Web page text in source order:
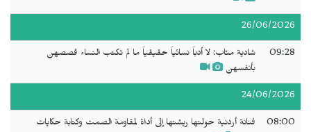
26/06/2026
09:28
شادية منّاب: لا أدباً نسائياً حقيقياً ما لم تكتب النساء قصصهن
بأنفسهن
24/06/2026
08:00
فنانة أردنية حولتها ريشتها إلى أداة لمقاومة الصمت وكتابة حكايات